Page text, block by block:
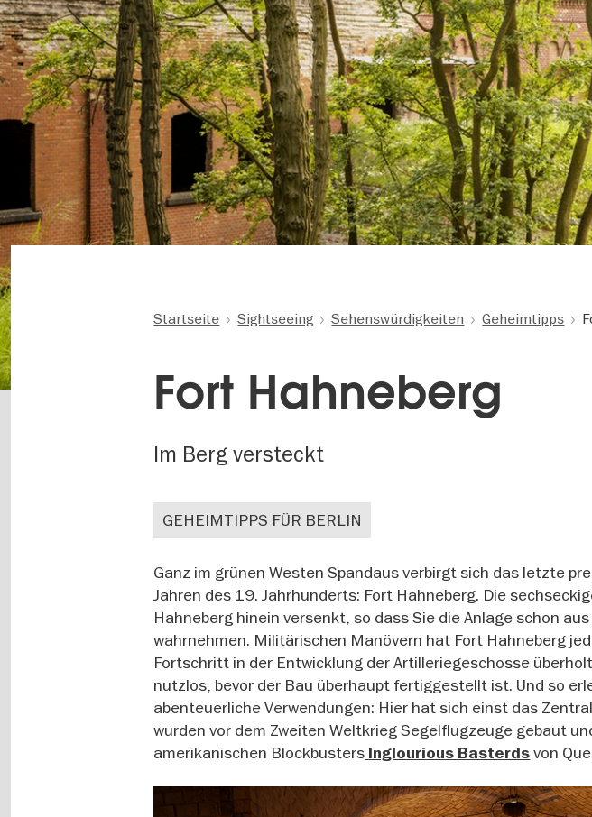
Startseite Sightseeing Sehenswürdigkeiten Geheimtipps
Fort Hahneberg
Im Berg versteckt
GEHEIMTIPPS FÜR BERLIN
Ganz im grünen Westen Spandaus verbirgt sich das letzte
Jahren des 19. Jahrhunderts: Fort Hahneberg. Die
Hahneberg hinein versenkt, so dass Sie die Anlage schon
wahrnehmen. Militärischen Manövern hat Fort Hahneberg
Fortschritt in der Entwicklung der Artilleriegeschosse
nutzlos, bevor der Bau überhaupt fertiggestellt ist. Und so
abenteuerliche Verwendungen: Hier hat sich einst das
wurden vor dem Zweiten Weltkrieg Segelflugzeuge gebaut
amerikanischen Blockbusters Inglourious Basterdsvon